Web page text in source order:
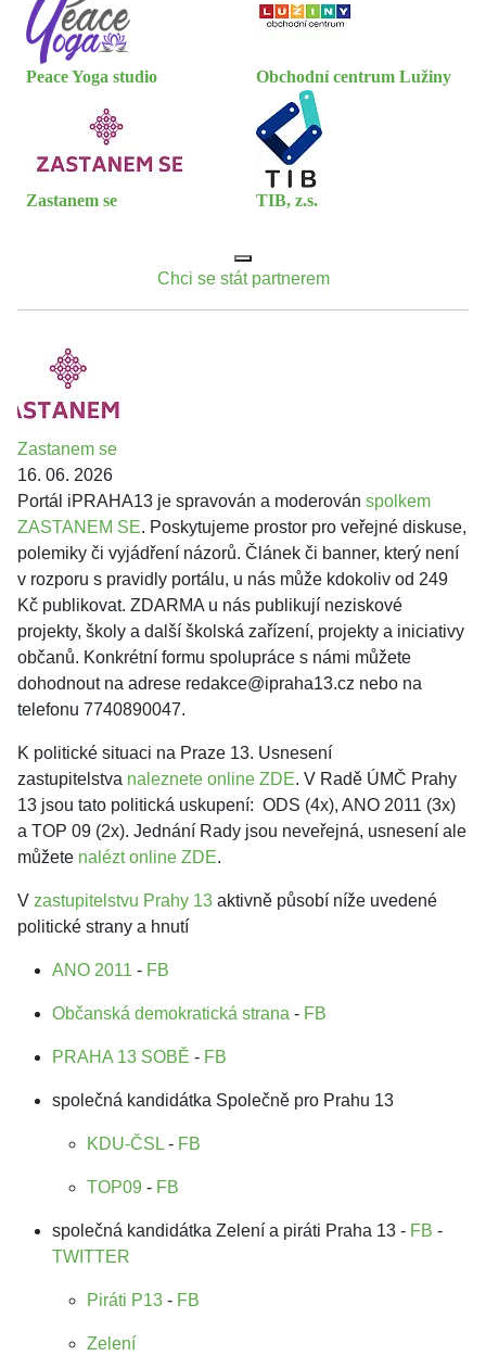
Peace Yoga studio Obchodní centrum Lužiny
Zastanem se TIB, z.s.
Chci se stát partnerem
Zastanem se
16. 06. 2026
Portál iPRAHA13 je spravován a moderován spolkem
ZASTANEM SE. Poskytujeme prostor pro veřejné diskuse,
polemiky či vyjádření názorů. Článek či banner, který není
v rozporu s pravidly portálu, u nás může kdokoliv od 249
Kč publikovat. ZDARMA u nás publikují neziskové
projekty, školy a další školská zařízení, projekty a iniciativy
občanů. Konkrétní formu spolupráce s námi můžete
dohodnout na adrese redakce@ipraha13.cz nebo na
telefonu 7740890047.
K politické situaci na Praze 13. Usnesení
zastupitelstva naleznete online ZDE. V Radě ÚMČ Prahy
13 jsou tato politická uskupení: ODS (4x), ANO 2011 (3x)
a TOP 09 (2x). Jednání Rady jsou neveřejná, usnesení ale
můžete nalézt online ZDE.
V zastupitelstvu Prahy 13 aktivně působí níže uvedené
politické strany a hnutí
ANO 2011 - FB
Občanská demokratická strana - FB
PRAHA 13 SOBĚ - FB
společná kandidátka Společně pro Prahu 13
KDU-ČSL - FB
TOP09 - FB
společná kandidátka Zelení a piráti Praha 13 - FB -
TWITTER
Piráti P13 - FB
Zelení